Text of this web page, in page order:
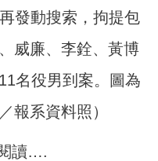
發動搜索，拘提包
威廉、李銓、黃博
名役男到案。圖為
報系資料照）
讀….